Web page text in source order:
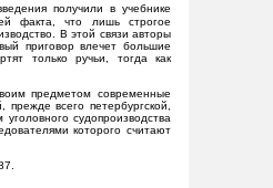
получили в учебнике
факта, что лишь строгое
В этой связи авторы
приговор влечет большие
только ручьи, тогда как
предметом современные
всего петербургской,
судопроизводства
которого считают